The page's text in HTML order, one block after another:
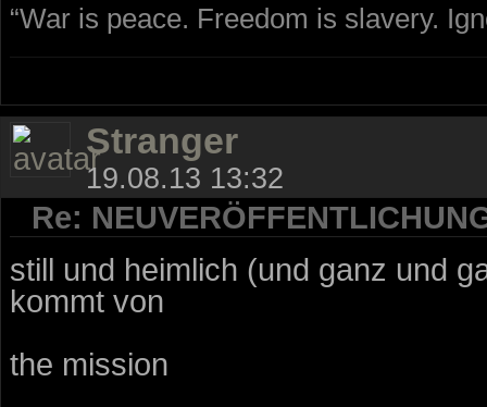
“War is peace. Freedom is slavery.
Stranger
19.08.13 13:32
Re:
still und heimlich (und ganz und
kommt von
the mission